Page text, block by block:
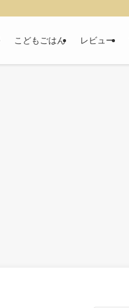
こどもごはん レビュー